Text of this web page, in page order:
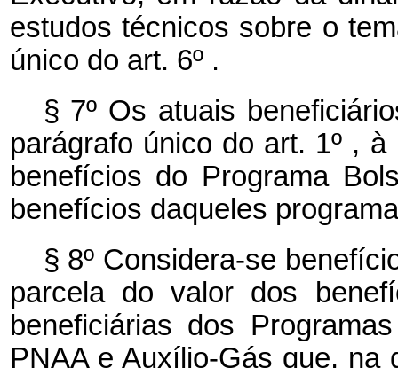
estudos técnicos sobre o
único do art. 6º .
§ 7º Os atuais
parágrafo único do art. 1º ,
benefícios do Programa
benefícios daqueles
§ 8º Considera-se
parcela do valor dos
beneficiárias dos
PNAA e Auxílio-Gás que, na